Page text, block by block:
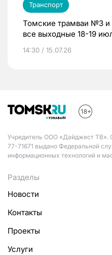
Транспорт
Томские трамваи №3 и
все выходные 18-19
14:30 / 15.07.26
Учредитель ООО «Дайджест
77-71671 выдано Федеральной
информационных технологий и
Разделы
Новости
Контакты
Проекты
Услуги